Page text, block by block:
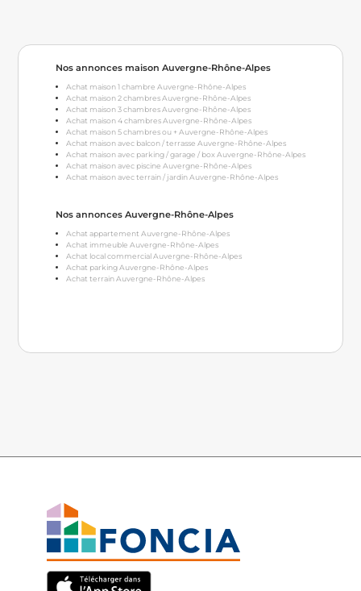
Nos annonces maison Auvergne-Rhône-Alpes
Achat maison 1 chambre Auvergne-Rhône-Alpes
Achat maison 2 chambres Auvergne-Rhône-Alpes
Achat maison 3 chambres Auvergne-Rhône-Alpes
Achat maison 4 chambres Auvergne-Rhône-Alpes
Achat maison 5 chambres ou + Auvergne-Rhône-Alpes
Achat maison avec balcon / terrasse Auvergne-Rhône-Alpes
Achat maison avec parking / garage / box Auvergne-Rhône-Alpes
Achat maison avec piscine Auvergne-Rhône-Alpes
Achat maison avec terrain / jardin Auvergne-Rhône-Alpes
Nos annonces Auvergne-Rhône-Alpes
Achat appartement Auvergne-Rhône-Alpes
Achat immeuble Auvergne-Rhône-Alpes
Achat local commercial Auvergne-Rhône-Alpes
Achat parking Auvergne-Rhône-Alpes
Achat terrain Auvergne-Rhône-Alpes